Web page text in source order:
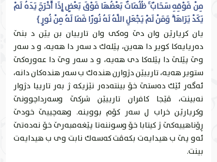
مِنْ فَوْقِهِ سَحَابٌ ۚ ظُلُمَاتٌ بَعْضُهَا فَوْقَ بَعْضٍ إِذَا أَخْرَجَ يَدَهُ لَمْ
يَكَدْ يَرَاهَا ۗ وَمَنْ لَمْ يَجْعَلِ اللَّهُ لَهُ نُورًا فَمَا لَهُ مِنْ نُورٍ }
يان كريارێن وان دێ وه‌كى وان تارییان بن يێن د بنێ
ده‌ريایه‌كا كوير دا هه‌ين، پێله‌ك د سه‌ر دا هه‌يه‌، و د سه‌ر
وێ پێلێ دا پێله‌كا دى هه‌يه‌، و د سه‌ر وێ دا عه‌وره‌كێ
ستوير هه‌يه‌، تارییێن دژوارن هنده‌ك ب سه‌ر هنده‌كان دانه‌،
ئه‌گه‌ر ئێك ده‌ستێ خۆ بينته‌ده‌ر نێزيكه‌ ژ به‌ر تارییا دژوار
نه‌بينت، ڤێجا كافران تارییێن شركێ وسه‌رداچوونێ
وكريارێن خراب ل سه‌ر كۆم بووينه‌. وهه‌چییێ خودێ
ڕۆناهییه‌كێ ژ كيتابا خۆ وسوننه‌تا پێغه‌مبه‌رێ خۆ نه‌ده‌تێ
ئه‌و پێ ب هيدايه‌ت بكه‌ڤت كه‌سه‌ك نابت وى ب هيدايه‌ت
بينت.